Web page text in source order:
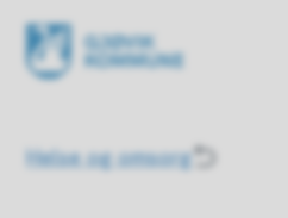
Helse og omsorg